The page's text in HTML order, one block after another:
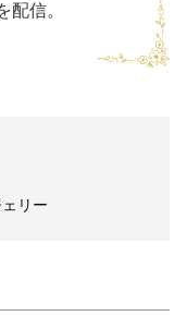
配信。
リー